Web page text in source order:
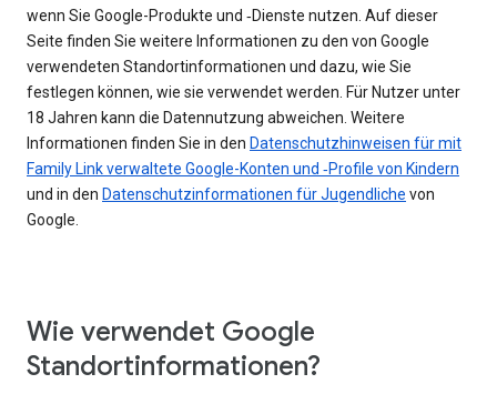
wenn Sie Google-Produkte und ‑Dienste nutzen. Auf dieser
Seite finden Sie weitere Informationen zu den von Google
verwendeten Standortinformationen und dazu, wie Sie
festlegen können, wie sie verwendet werden. Für Nutzer unter
18 Jahren kann die Datennutzung abweichen. Weitere
Informationen finden Sie in den Datenschutzhinweisen für mit
Family Link verwaltete Google-Konten und ‑Profile von Kindern
und in den Datenschutzinformationen für Jugendliche von
Google.
Wie verwendet Google
Standortinformationen?